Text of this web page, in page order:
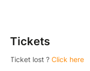
Tickets